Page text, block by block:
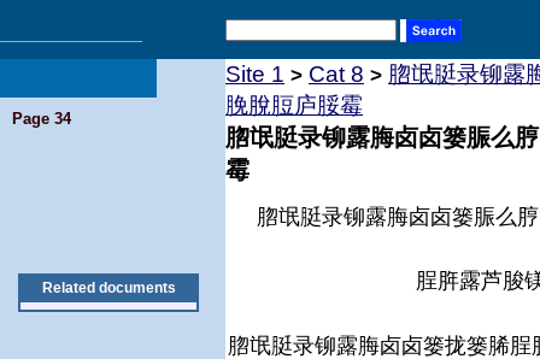
Page 34
Related documents
Site 1 > Cat 8 > 脗氓脡录铆露
脕脫脰庐脮霉
脗氓脡录铆露脢卤卤篓脤么
霉
脗氓脡录铆露脢卤卤篓脤么
脭脌露芦脧
脗氓脡录铆露脢卤卤篓拢篓脪